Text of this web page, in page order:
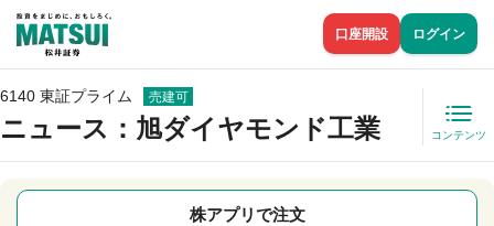
口座開設 ログイン
6140 東証プライム 売建可
ニュース ：旭ダイヤモンド工業 コンテンツ
株アプリで注文